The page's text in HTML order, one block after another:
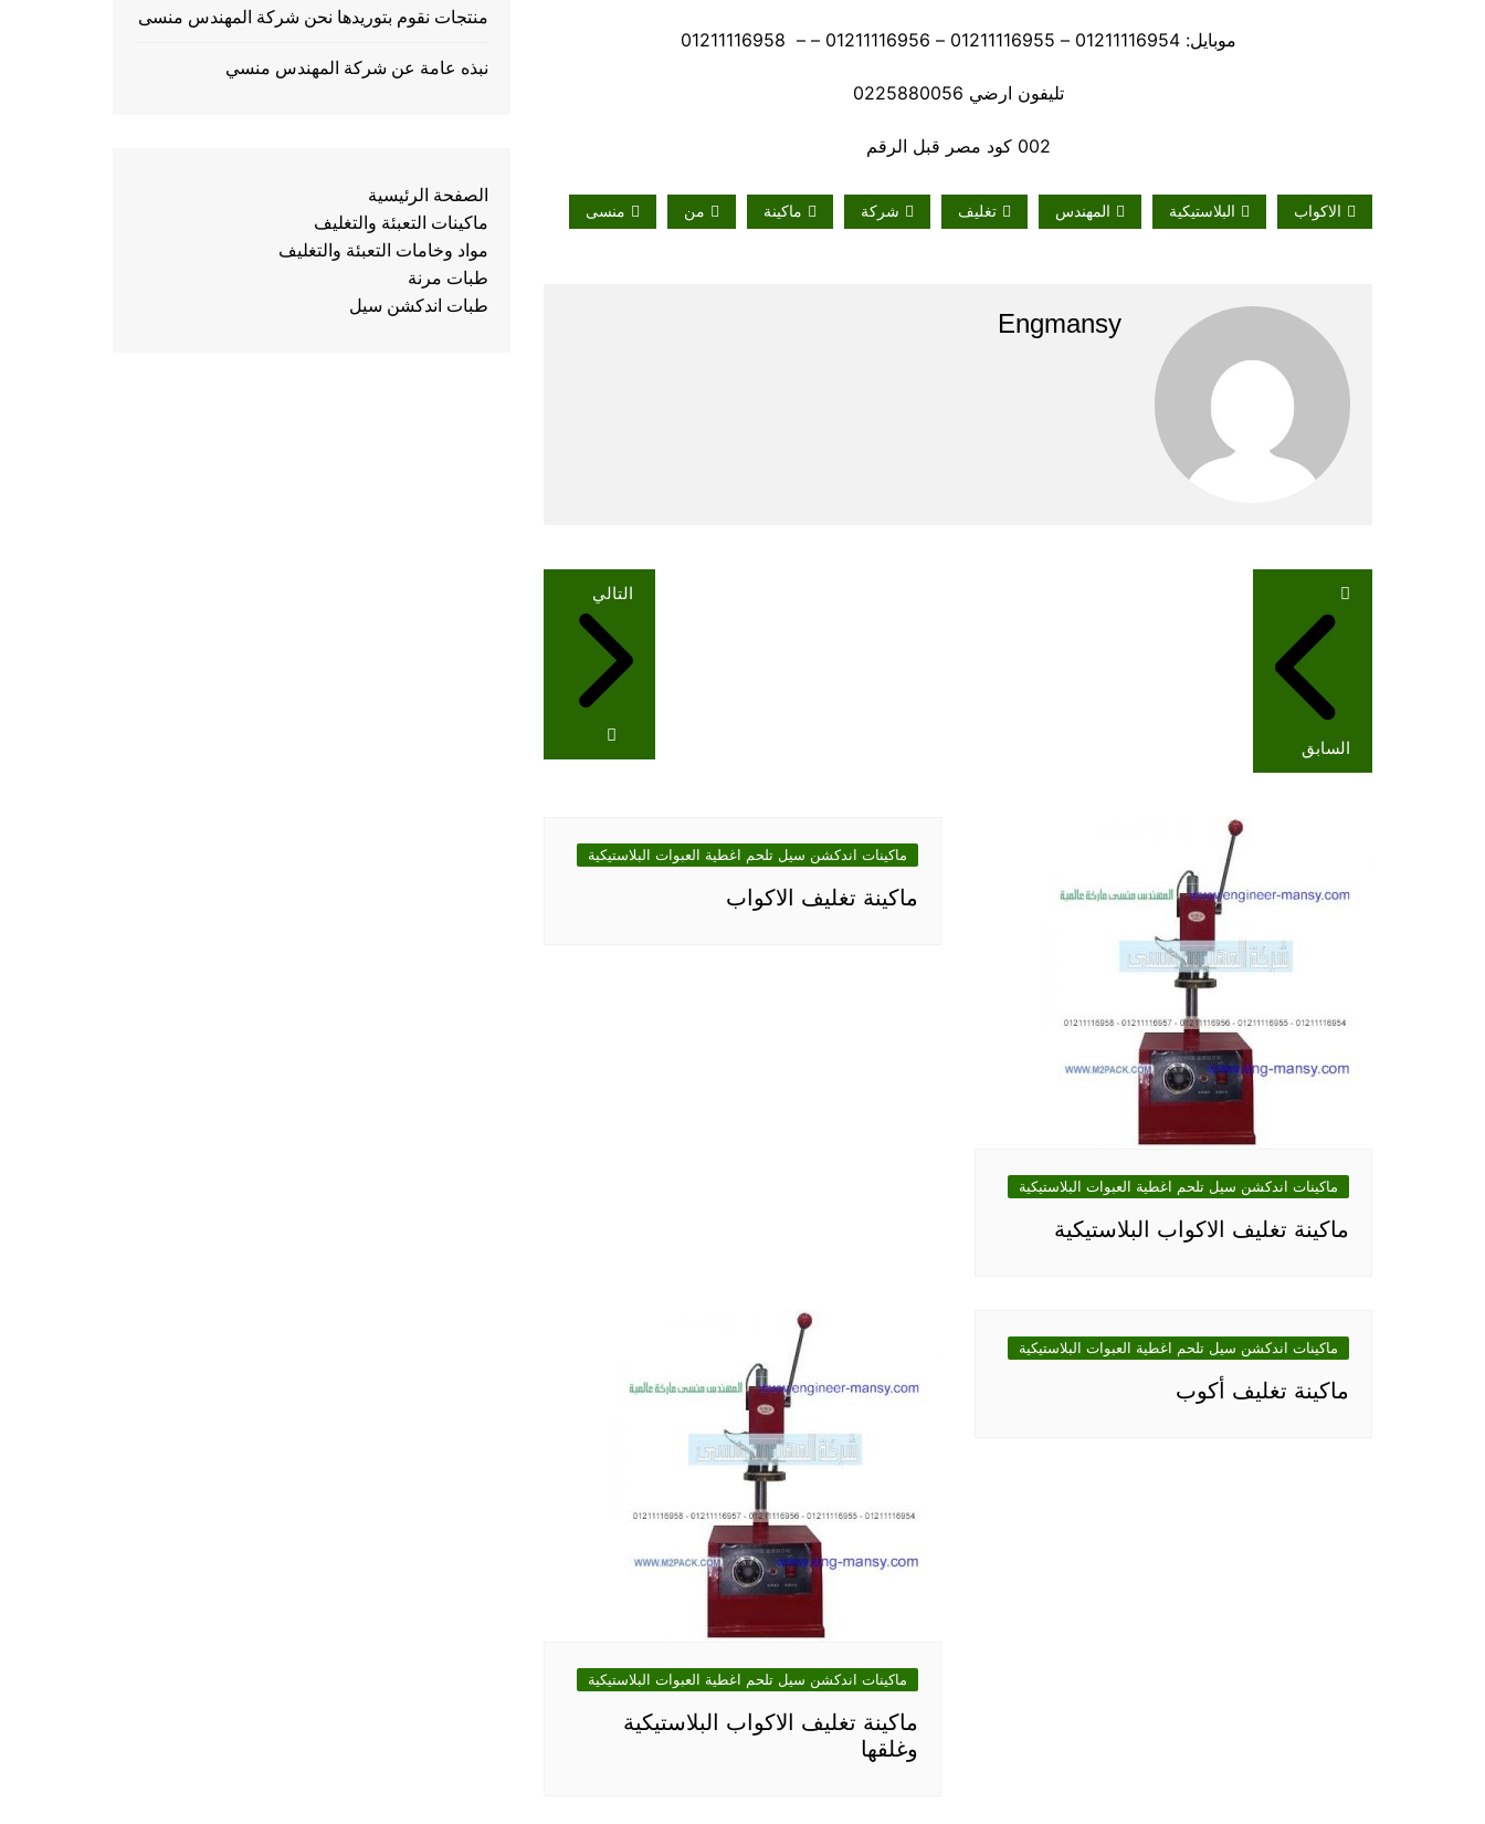
موبايل: 01211116954 – 01211116955 – 01211116956 – – 01211116958
تليفون ارضي 0225880056
002 كود مصر قبل الرقم
الاكواب البلاستيكية المهندس تغليف شركة ماكينة من منسى
Engmansy
تصفّح
المقالات
السابق
التالي
ماكينات اندكشن سيل تلحم اغطية العبوات البلاستيكية
ماكينة تغليف الاكواب البلاستيكية
ماكينات اندكشن سيل تلحم اغطية العبوات البلاستيكية
ماكينة تغليف الاكواب
ماكينات اندكشن سيل تلحم اغطية العبوات البلاستيكية
ماكينة تغليف أكوب
ماكينات اندكشن سيل تلحم اغطية العبوات البلاستيكية
ماكينة تغليف الاكواب البلاستيكية
وغلقها
منتجات نقوم بتوريدها نحن شركة المهندس منسى
نبذه عامة عن شركة المهندس منسي
الصفحة الرئيسية
ماكينات التعبئة والتغليف
مواد وخامات التعبئة والتغليف
طبات مرنة
طبات اندكشن سيل